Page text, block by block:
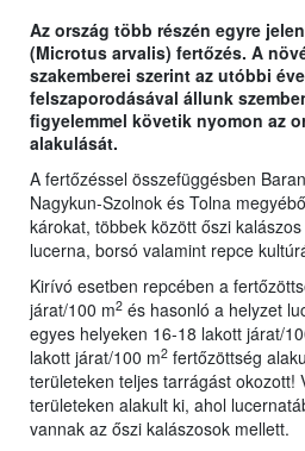
Az ország több részén egyre
(Microtus arvalis) fertőzés. A
szakemberei szerint az utóbbi
felszaporodásával állunk
figyelemmel követik nyomon az
alakulását.
A fertőzéssel összefüggésben
Nagykun-Szolnok és Tolna
károkat, többek között őszi
lucerna, borsó valamint repce
Kirívó esetben repcében a
járat/100 m2 és hasonló a helyzet
egyes helyeken 16-18 lakott járat/
lakott járat/100 m2 fertőzöttség
területeken teljes tarrágást okozott!
területeken alakult ki, ahol
vannak az őszi kalászosok mellett.